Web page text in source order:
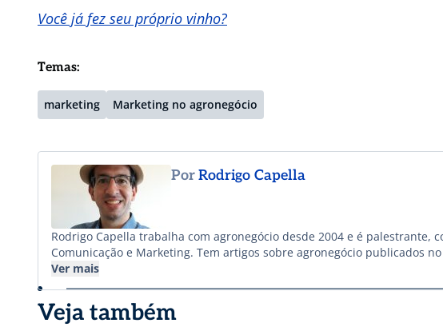
Você já fez seu próprio vinho?
Temas:
marketing Marketing no agronegócio
PorRodrigo Capella
Rodrigo Capella trabalha com agronegócio desde 2004 e é palestrante,
Comunicação e Marketing. Tem artigos sobre agronegócio publicados
livros, entre eles “Como turbinar as vendas de uma empresa de
Ver mais
Veja também